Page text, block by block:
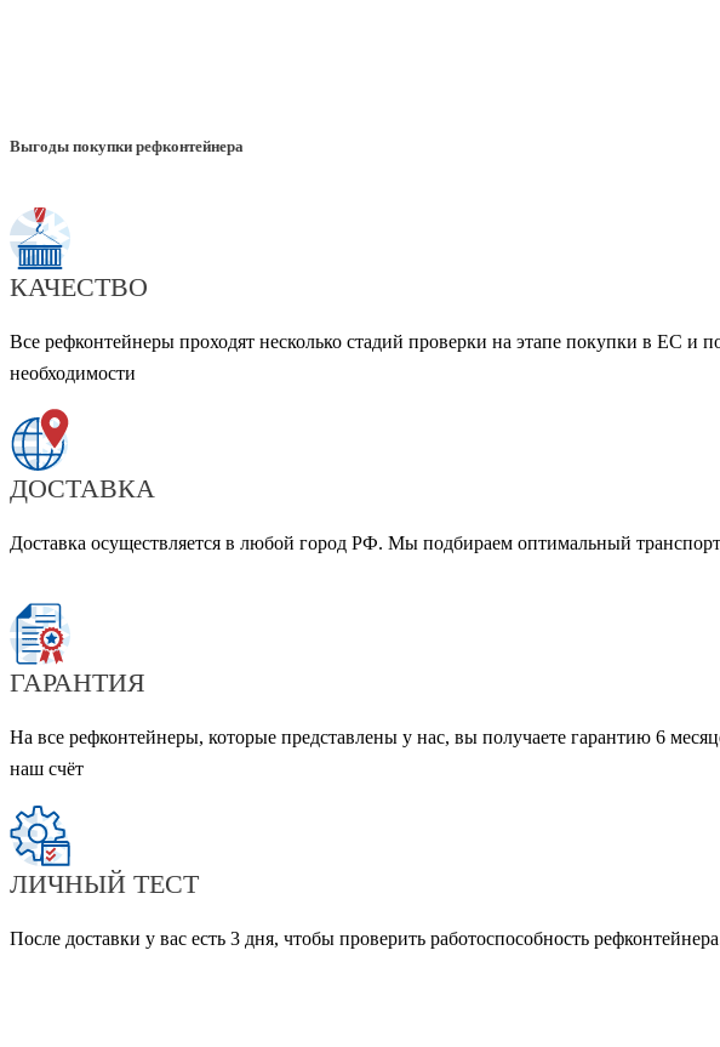
Выгоды покупки рефконтейнера
КАЧЕСТВО
Все рефконтейнеры проходят несколько стадий проверки на этапе покупки в ЕС и
необходимости
ДОСТАВКА
Доставка осуществляется в любой город РФ. Мы подбираем оптимальный
ГАРАНТИЯ
На все рефконтейнеры, которые представлены у нас, вы получаете гарантию 6
наш счёт
ЛИЧНЫЙ ТЕСТ
После доставки у вас есть 3 дня, чтобы проверить работоспособность